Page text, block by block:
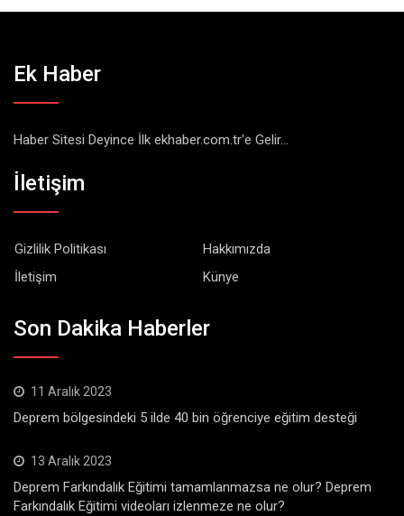
Ek Haber
Haber Sitesi Deyince İlk ekhaber.com.tr'e Gelir...
İletişim
Gizlilik Politikası
Hakkımızda
İletişim
Künye
Son Dakika Haberler
11 Aralık 2023
Deprem bölgesindeki 5 ilde 40 bin öğrenciye eğitim desteği
13 Aralık 2023
Deprem Farkındalık Eğitimi tamamlanmazsa ne olur? Deprem
Farkındalık Eğitimi videoları izlenmeze ne olur?